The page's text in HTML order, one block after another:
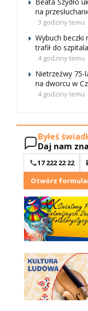
na
3 godziny temu
Wybuch beczki
trafił do szpitala
4 godziny temu
Nietrzeźwy 75-
na dworcu w
4 godziny temu
Byłeś
Daj nam
17 222 22 22
Otwórz